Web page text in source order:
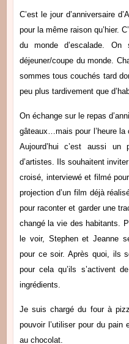
C’est le jour d’anniversaire
pour la même raison qu’hier.
du monde d’escalade.
déjeuner/coupe du monde.
sommes tous couchés tard
peu plus tardivement que
On échange sur le repas
gâteaux…mais pour l’heure
Aujourd’hui c’est aussi
d’artistes. Ils souhaitent
croisé, interviewé et filmé
projection d’un film déjà
pour raconter et garder une
changé la vie des habitants.
le voir, Stephen et Jeanne
pour ce soir. Après quoi, ils
pour cela qu’ils s’activent
ingrédients.
Je suis chargé du four à
pouvoir l’utiliser pour du
au chocolat.